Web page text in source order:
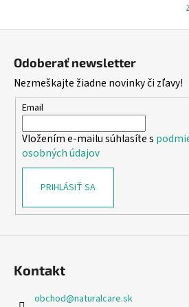
Odoberať newsletter
Nezmeškajte žiadne novinky či zľavy!
Email
Vložením e-mailu súhlasíte s
osobných údajov
PRIHLÁSIŤ SA
Kontakt
obchod@naturalcare.sk